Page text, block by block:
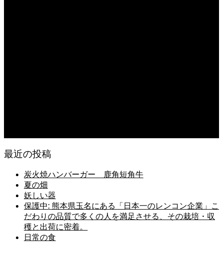
最近の投稿
炭火焼ハンバーガー 鹿角短角牛
夏の畑
妖しい器
保護中: 熊本県玉名にある「日本一のレンコン企業」こ
だわりの品質で多くの人を満足させる、その栽培・収
穫と出荷に密着。
日常の食